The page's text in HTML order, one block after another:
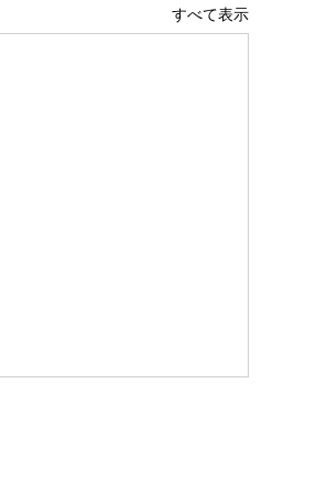
すべて表示